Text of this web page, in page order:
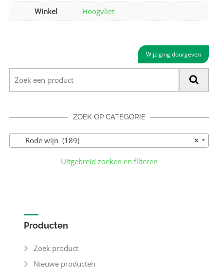
Winkel
Hoogvliet
Wijziging doorgeven
ZOEK OP CATEGORIE
×
Rode wijn (189)
Uitgebreid zoeken en filteren
Producten
Zoek product
Nieuwe producten